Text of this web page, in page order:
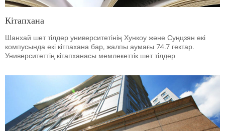
Кітапхана
Шанхай шет тілдер университетінің Хункоу және Суңцзян екі
компусында екі кітпахана бар, жалпы аумағы 74.7 гектар.
Университеттің кітапханасы мемлекеттік шет тілдер
орталығының бірі.